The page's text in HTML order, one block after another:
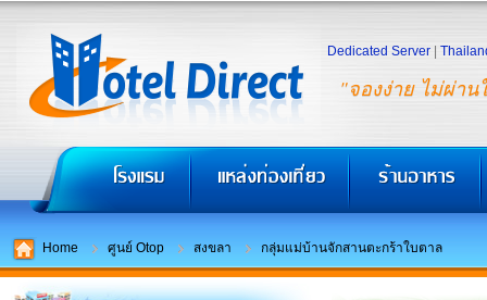
"จองง่าย ไม่ผ่าน
Dedicated Server
Home ศูนย์ Otop สงขลา กลุ่มแม่บ้านจักสานตะกร้าใบตาล